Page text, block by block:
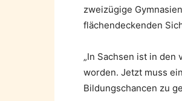
zweizügige
flächendeckenden
„In Sachsen ist in
worden. Jetzt muss
Bildungschancen zu